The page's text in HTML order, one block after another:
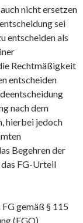
nicht ersetzen
sei
entscheiden als
Rechtmäßigkeit
entscheiden
nach dem
hierbei jedoch
Begehren der
FG-Urteil
gemäß § 115
(FGO)